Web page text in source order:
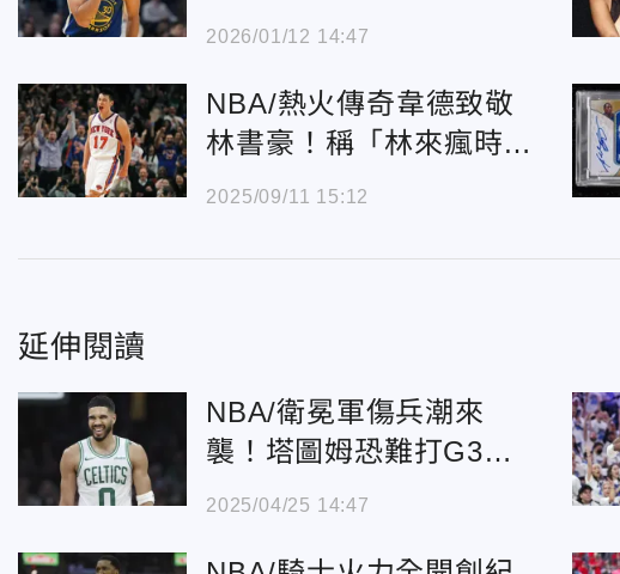
只輸詹皇父子超狂紀錄
2026/01/12 14:47
NBA/熱火傳奇韋德致敬
林書豪！稱「林來瘋時K
obe和詹皇滾邊站」
2025/09/11 15:12
延伸閱讀
NBA/衛冕軍傷兵潮來
襲！塔圖姆恐難打G3
大鎖哈勒戴也受傷
2025/04/25 14:47